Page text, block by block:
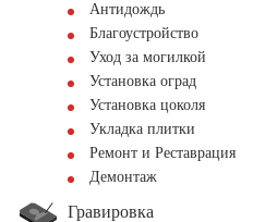
Антидождь
Благоустройство
Уход за могилкой
Установка оград
Установка цоколя
Укладка плитки
Ремонт и Реставрация
Демонтаж
Гравировка